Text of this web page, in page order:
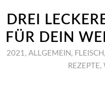
DREI
FÜR DEIN
2021, ALLGEMEIN , FLEISCH ,
REZEPTE,